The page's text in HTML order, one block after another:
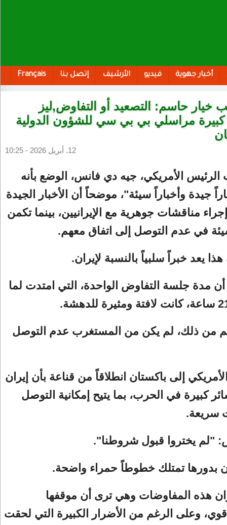
أخبار جهوية فيديو الأرشيف إتصل بنا Français
خيار حاسم: التصعيد أو التفاوض,ليز
مراسلي بي بي سي للشؤون الدولية
12. أبريل 2026 - 10:25
الأمريكي، جيه دي فانس، الوضع بأنه
جيدة وأخباراً سيئة"، موضحاً أن الأخبار الجيدة
مناقشات جوهرية مع الإيرانيين، بينما تكمن
في عدم التوصل إلى اتفاق معهم.
يعد خبراً سلبياً بالنسبة لإيران.
مدة جلسة التفاوض الواحدة، التي امتدت لما
من ذلك، لم يكن من المستغرب عدم التوصل
إلى باكستان انطلاقاً من قناعة بأن إيران
كبيرة في الحرب، بما يتيح إمكانية التوصل
سريعة.
"لم يختروا قبول شروطنا".
بدورها تمتلك خطوطاً حمراء واضحة.
هذه المفاوضات وهي ترى أن موقفها
وعلى الرغم من الأضرار الكبيرة التي لحقت